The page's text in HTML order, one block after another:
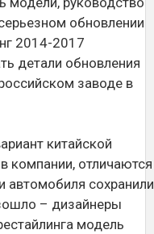
обновлении
2014-2017
детали обновления
заводе в
китайской
компании, отличаются
автомобиля сохранили
– дизайнеры
модель